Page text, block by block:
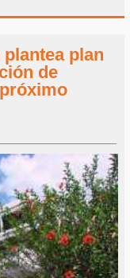
plan
de